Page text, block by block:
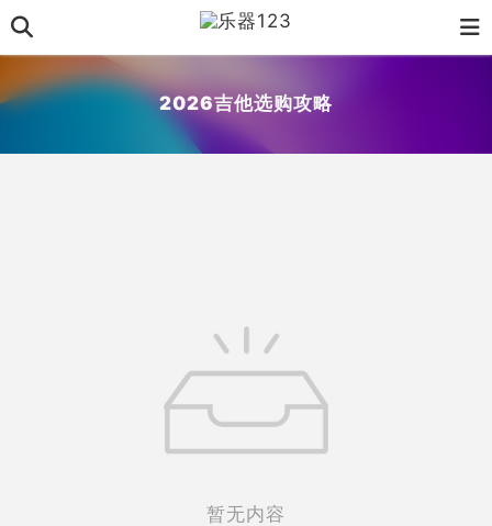
2026吉他选购攻略
暂无内容